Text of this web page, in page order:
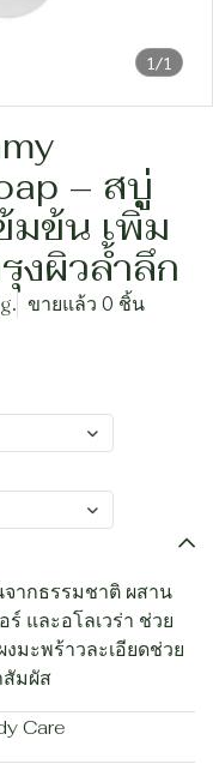
1/1
– สบู่
มข้น เพิ่ม
งผิวล้ำลึก
ขายแล้ว 0 ชิ้น
ากธรรมชาติ ผสาน
และอโลเวร่า ช่วย
มะพร้าวละเอียดช่วย
สัมผัส
Care